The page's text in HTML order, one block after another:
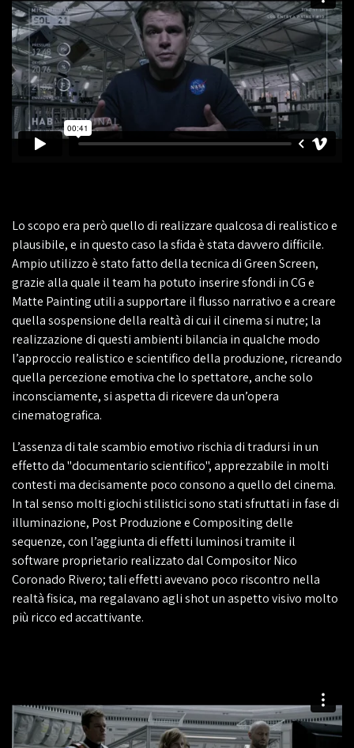
Lo scopo era però quello di realizzare qualcosa di realistico e
plausibile, e in questo caso la sfida è stata davvero difficile.
Ampio utilizzo è stato fatto della tecnica di Green Screen,
grazie alla quale il team ha potuto inserire sfondi in CG e
Matte Painting utili a supportare il flusso narrativo e a creare
quella sospensione della realtà di cui il cinema si nutre; la
realizzazione di questi ambienti bilancia in qualche modo
l’approccio realistico e scientifico della produzione, ricreando
quella percezione emotiva che lo spettatore, anche solo
inconsciamente, si aspetta di ricevere da un’opera
cinematografica.
L’assenza di tale scambio emotivo rischia di tradursi in un
effetto da "documentario scientifico", apprezzabile in molti
contesti ma decisamente poco consono a quello del cinema.
In tal senso molti giochi stilistici sono stati sfruttati in fase di
illuminazione, Post Produzione e Compositing delle
sequenze, con l’aggiunta di effetti luminosi tramite il
software proprietario realizzato dal Compositor Nico
Coronado Rivero; tali effetti avevano poco riscontro nella
realtà fisica, ma regalavano agli shot un aspetto visivo molto
più ricco ed accattivante.